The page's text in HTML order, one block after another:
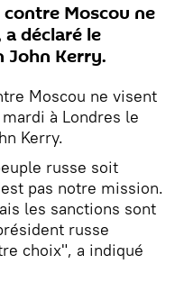
Moscou ne
déclaré le
John Kerry.
Moscou ne visent
à Londres le
Kerry.
russe soit
pas notre mission.
les sanctions sont
russe
choix", a indiqué